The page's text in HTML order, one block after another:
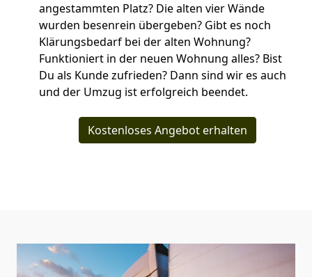
angestammten Platz? Die alten vier Wände
wurden besenrein übergeben? Gibt es noch
Klärungsbedarf bei der alten Wohnung?
Funktioniert in der neuen Wohnung alles? Bist
Du als Kunde zufrieden? Dann sind wir es auch
und der Umzug ist erfolgreich beendet.
Kostenloses Angebot erhalten